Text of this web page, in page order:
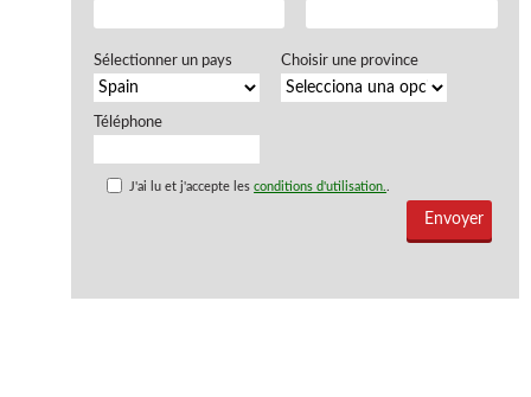
Sélectionner un pays Choisir une province
Téléphone
J'ai lu et j'accepte lesconditions d'utilisation..